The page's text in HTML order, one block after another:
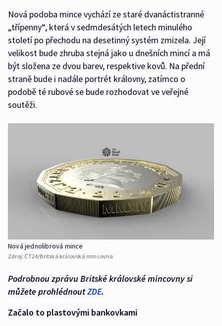
Nová podoba mince vychází ze staré dvanáctistranné
„třípenny“, která v sedmdesátých letech minulého
století po přechodu na desetinný systém zmizela. Její
velikost bude zhruba stejná jako u dnešních mincí a má
být složena ze dvou barev, respektive kovů. Na přední
straně bude i nadále portrét královny, zatímco o
podobě té rubové se bude rozhodovat ve veřejné
soutěži.
Nová jednolibrová mince
Zdroj: ČT24/Britská královská mincovna
Podrobnou zprávu Britské královské mincovny si
můžete prohlédnoutZDE.
Začalo to plastovými bankovkami